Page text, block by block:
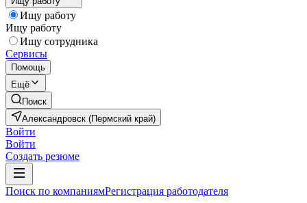
Ищу работу
Ищу работу
Ищу сотрудника
Сервисы
Помощь
Ещё
Поиск
Александровск (Пермский край)
Войти
Войти
Создать резюме
Поиск по компаниямРегистрация работодателя